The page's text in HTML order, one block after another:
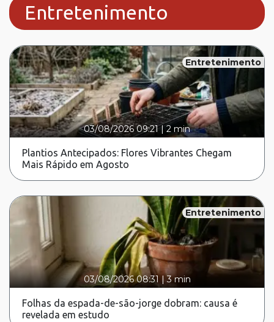
Entretenimento
Entretenimento
03/08/2026 09:21|2 min
Plantios Antecipados: Flores Vibrantes Chegam
Mais Rápido em Agosto
Entretenimento
03/08/2026 08:31 |3 min
Folhas da espada-de-são-jorge dobram: causa é
revelada em estudo